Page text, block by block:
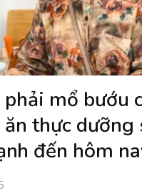
mổ bướu
thực dưỡng
đến hôm